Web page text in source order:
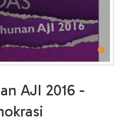
•
AJI 2016 -